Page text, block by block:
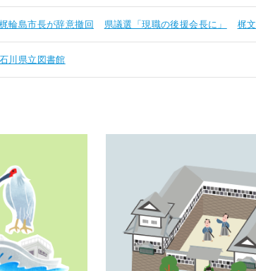
梶輪島市長が辞意撤回 県議選「現職の後援会長に」 梶
石川県立図書館